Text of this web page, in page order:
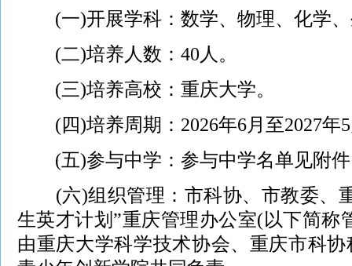
(一)开展学科：数学、物理、化学、
(二)培养人数：40人。
(三)培养高校：重庆大学。
(四)培养周期：2026年6月至2027年
(五)参与中学：参与中学名单见附
(六)组织管理：市科协、市教委、
生英才计划”重庆管理办公室(以下简称
由重庆大学科学技术协会、重庆市科